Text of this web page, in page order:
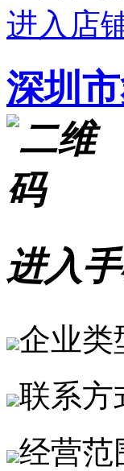
进入店
深圳
进入
企业
联系方
经营范